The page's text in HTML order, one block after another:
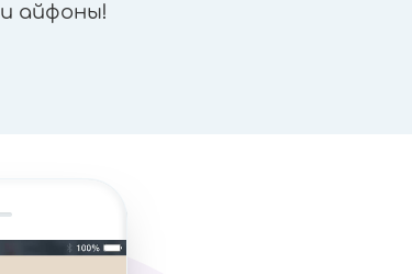
айфоны!